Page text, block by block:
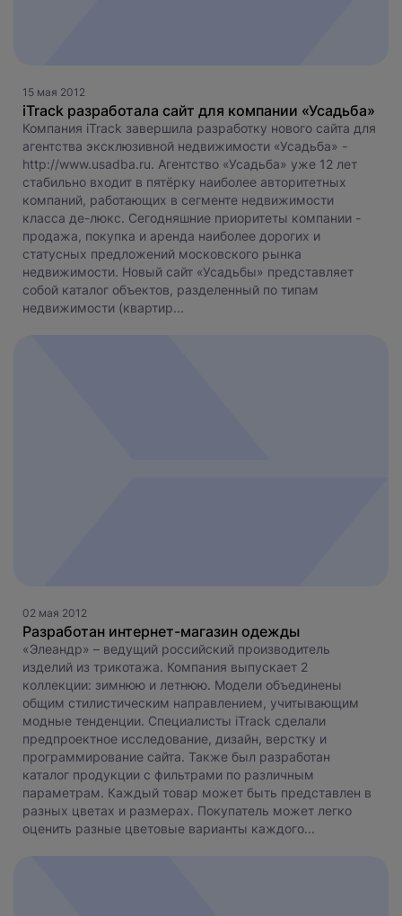
15 мая 2012
iTrack разработала сайт для компании «Усадьба»
Компания iTrack завершила разработку нового сайта для
агентства эксклюзивной недвижимости «Усадьба» -
http://www.usadba.ru. Агентство «Усадьба» уже 12 лет
стабильно входит в пятёрку наиболее авторитетных
компаний, работающих в сегменте недвижимости
класса де-люкс. Сегодняшние приоритеты компании -
продажа, покупка и аренда наиболее дорогих и
статусных предложений московского рынка
недвижимости. Новый сайт «Усадьбы» представляет
собой каталог объектов, разделенный по типам
недвижимости (квартир...
02 мая 2012
Разработан интернет-магазин одежды
«Элеандр» – ведущий российский производитель
изделий из трикотажа. Компания выпускает 2
коллекции: зимнюю и летнюю. Модели объединены
общим стилистическим направлением, учитывающим
модные тенденции. Специалисты iTrack сделали
предпроектное исследование, дизайн, верстку и
программирование сайта. Также был разработан
каталог продукции с фильтрами по различным
параметрам. Каждый товар может быть представлен в
разных цветах и размерах. Покупатель может легко
оценить разные цветовые варианты каждого...